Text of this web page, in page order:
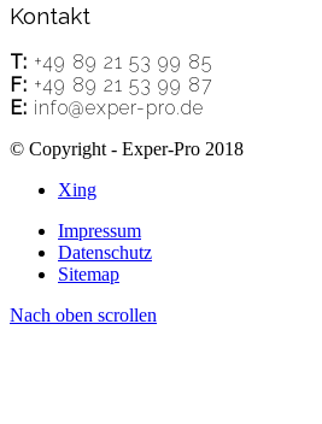
Kontakt
T: +49 89 21 53 99 85
F: +49 89 21 53 99 87
E: info@exper-pro.de
© Copyright - Exper-Pro 2018
Xing
Impressum
Datenschutz
Sitemap
Nach oben scrollen